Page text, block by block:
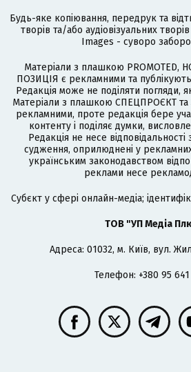
Будь-яке копіювання, передрук та
творів та/або аудіовізуальних
Images - суворо
Матеріали з плашкою
ПОЗИЦІЯ є рекламними та
Редакція може не поділяти погляди,
Матеріали з плашкою СПЕЦПРОЄКТ
рекламними, проте редакція бере
контенту і поділяє думки,
Редакція не несе відповідальності
судження, оприлюднені у рекламних
українським законодавством
реклами несе
Cубєкт у сфері онлайн-медіа;
ТОВ "УП Медіа
Адреса: 01032, м. Київ, вул.
Телефон: +380 95 641